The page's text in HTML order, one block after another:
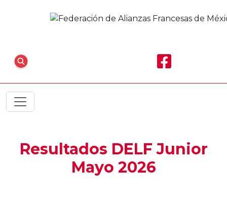
Resultados DELF Junior
Mayo 2026